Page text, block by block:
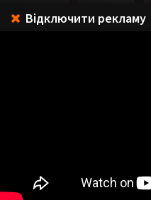
Відключити рекламу